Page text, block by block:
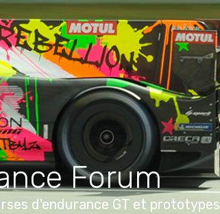
Forum
d'endurance GT et prototypes